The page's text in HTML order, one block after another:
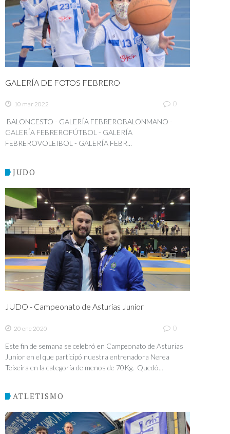
GALERÍA DE FOTOS FEBRERO
10 mar 2022 0
BALONCESTO - GALERÍA FEBREROBALONMANO -
GALERÍA FEBREROFÚTBOL - GALERÍA
FEBREROVOLEIBOL - GALERÍA FEBR...
JUDO
JUDO - Campeonato de Asturias Junior
20 ene 2020 0
Este fin de semana se celebró en Campeonato de Asturias
Junior en el que participó nuestra entrenadora Nerea
Teixeira en la categoría de menos de 70Kg. Quedó...
ATLETISMO